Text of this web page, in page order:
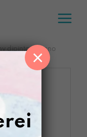
dipinto a mano
×